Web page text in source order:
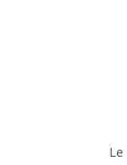
Le